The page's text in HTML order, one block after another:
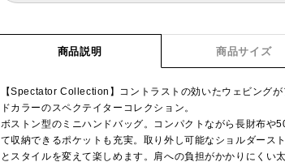
商品説明 商品サイズ
【Spectator Collection】コントラストの効いたウェビング
ドカラーのスペクテイターコレクション。
ボストン型のミニハンドバッグ。コンパクトながら長財布や
て収納できるポケットも充実。取り外し可能なショルダース
とスタイルを変えて楽しめます。肩への負担がかかりにくい